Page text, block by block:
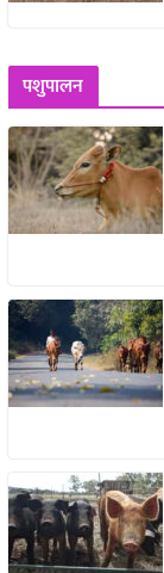
पशुपालन